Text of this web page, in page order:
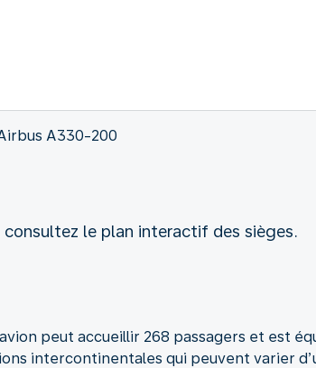
A330-200
le plan interactif des sièges.
peut accueillir 268 passagers et est
intercontinentales qui peuvent varier